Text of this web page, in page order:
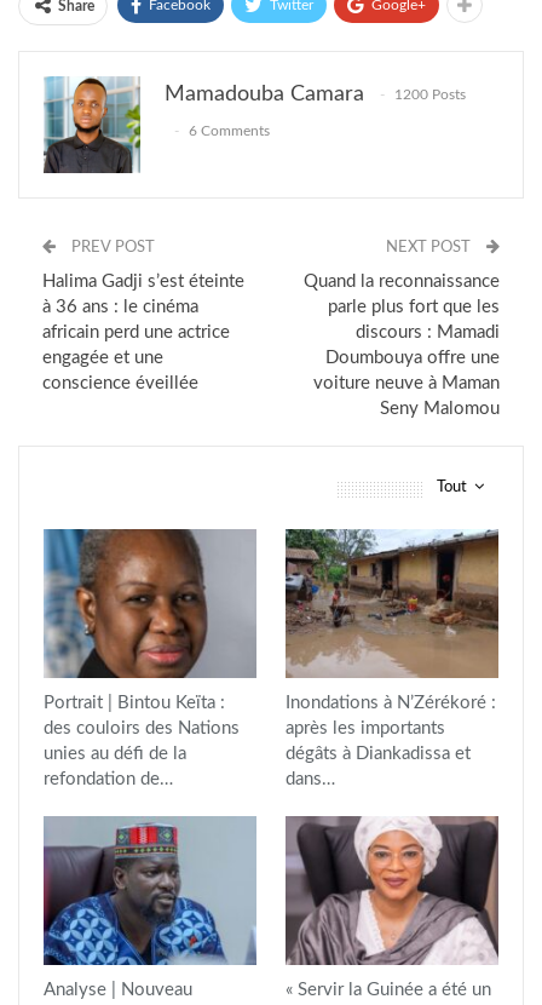
Share Facebook Twitter Google+
Mamadouba Camara 1200 Posts
6 Comments
PREV POST
Halima Gadji s’est éteinte
à 36 ans : le cinéma
africain perd une actrice
engagée et une
conscience éveillée
NEXT POST
Quand la reconnaissance
parle plus fort que les
discours : Mamadi
Doumbouya offre une
voiture neuve à Maman
Seny Malomou
Tout
Portrait | Bintou Keïta :
des couloirs des Nations
unies au défi de la
refondation de…
Inondations à N’Zérékoré :
après les importants
dégâts à Diankadissa et
dans…
Analyse | Nouveau
« Servir la Guinée a été un